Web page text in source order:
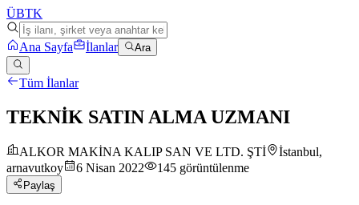
ÜBTK
Ana Sayfa İlanlar Ara
Tüm İlanlar
TEKNİK SATIN ALMA UZMANI
ALKOR MAKİNA KALIP SAN VE LTD. ŞTİ
İstanbul,
arnavutkoy
6 Nisan 2022 145 görüntülenme
Paylaş